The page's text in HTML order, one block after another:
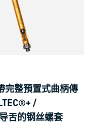
完整預置式曲柄傳
/
舌的钢丝螺套